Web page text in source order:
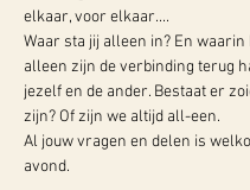
elkaar, voor elkaar....
Waar sta jij alleen in? En waarin
alleen zijn de verbinding terug
jezelf en de ander. Bestaat er
zijn? Of zijn we altijd all-een.
Al jouw vragen en delen is
avond.